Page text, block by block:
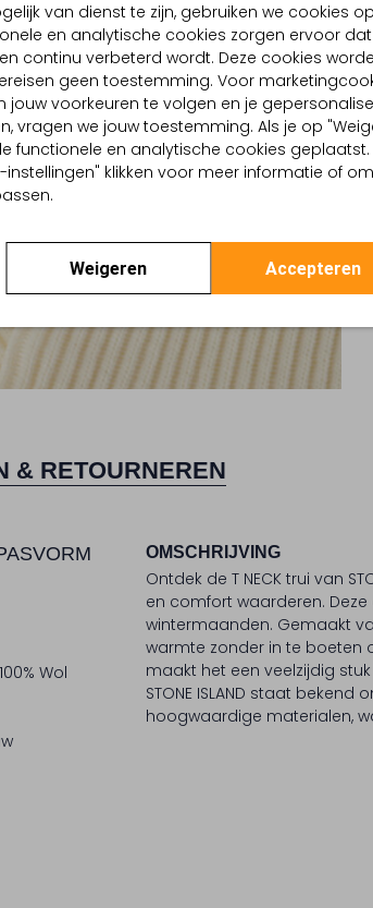
van dienst te zijn, gebruiken we cookies op
en analytische cookies zorgen ervoor
continu verbeterd wordt. Deze cookies
geen toestemming. Voor
jouw voorkeuren te volgen en je
vragen we jouw toestemming. Als je op
functionele en analytische cookies geplaatst.
klikken voor meer informatie of
Weigeren Accepteren
& RETOURNEREN
100% Wol
OMSCHRIJVING
Ontdek de T NECK trui van
en comfort waarderen.
wintermaanden. Gemaakt
warmte zonder in te boeten
maakt het een veelzijdig
STONE ISLAND staat
hoogwaardige materialen,